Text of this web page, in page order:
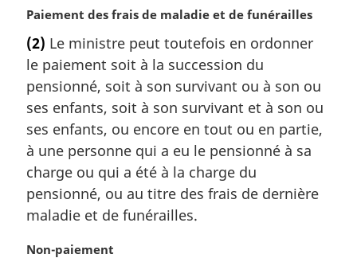
g
n
a
e
:
N
t
e
m
a
g
i
n
a
l
e
:
Paiement des frais de maladie et de funérailles
(2) Le ministre peut toutefois en ordonner
le paiement soit à la succession du
pensionné, soit à son survivant ou à son ou
ses enfants, soit à son survivant et à son ou
ses enfants, ou encore en tout ou en partie,
à une personne qui a eu le pensionné à sa
charge ou qui a été à la charge du
pensionné, ou au titre des frais de dernière
maladie et de funérailles.
N
Non-paiement